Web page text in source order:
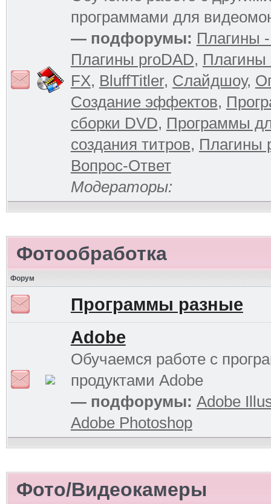
программами для
— подфорумы: Плагины
Плагины proDAD, Плагины
FX, BluffTitler, Слайдшоу,
Создание эффектов,
сборки DVD, Программы
создания титров, Плагины
Вопрос-Ответ
Модераторы:
Фотообработка
Форум
Программы разные
Adobe
Обучаемся работе с
продуктами Adobe
— подфорумы: Adobe
Adobe Photoshop
Фото/Видеокамеры